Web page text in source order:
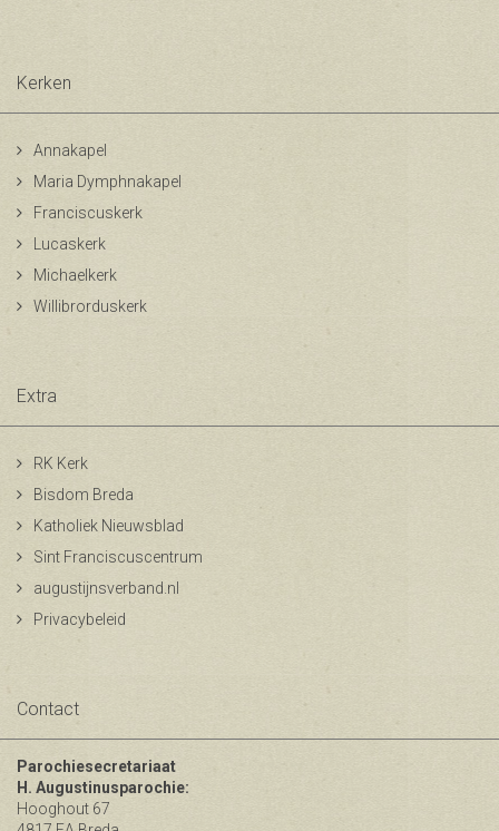
Kerken
Annakapel
Maria Dymphnakapel
Franciscuskerk
Lucaskerk
Michaelkerk
Willibrorduskerk
Extra
RK Kerk
Bisdom Breda
Katholiek Nieuwsblad
Sint Franciscuscentrum
augustijnsverband.nl
Privacybeleid
Contact
Parochiesecretariaat
H. Augustinusparochie:
Hooghout 67